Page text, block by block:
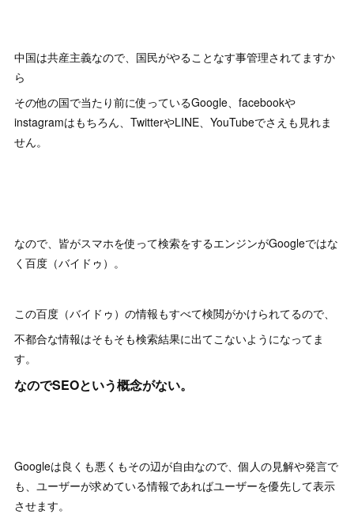
中国は共産主義なので、国民がやることなす事管理されてますか
ら
その他の国で当たり前に使っているGoogle、facebookや
instagramはもちろん、TwitterやLINE、YouTubeでさえも見れま
せん。
なので、皆がスマホを使って検索をするエンジンがGoogleではな
く百度（バイドゥ）。
この百度（バイドゥ）の情報もすべて検閲がかけられてるので、
不都合な情報はそもそも検索結果に出てこないようになってま
す。
なのでSEOという概念がない。
Googleは良くも悪くもその辺が自由なので、個人の見解や発言で
も、ユーザーが求めている情報であればユーザーを優先して表示
させます。